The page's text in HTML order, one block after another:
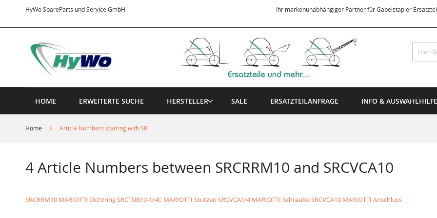
HyWo SpareParts und Service GmbH
Inhalt
Ihr markenunabhängiger Partner für Gabelstapler
Suche
HOME ERWEITERTE SUCHE HERSTELLER SALE ERSATZTEILANFRAGE INFO & AUSWAHLHILFE
Home Article Numbers starting with SR
4 Article Numbers between SRCRRM10 and SRCVCA10
SRCRRM10 MARIOTTI DichtringSRCTUB10-1/4C MARIOTTI Stutzen SRCVCA1/4 MARIOTTI SchraubeSRCVCA10 MARIOTTI Anschluss